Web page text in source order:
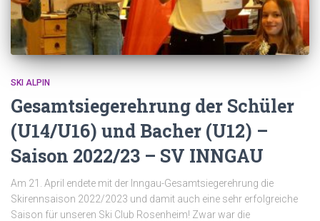
SKI ALPIN
Gesamtsiegerehrung der Schüler
(U14/U16) und Bacher (U12) –
Saison 2022/23 – SV INNGAU
Am 21. April endete mit der Inngau-Gesamtsiegerehrung die
Skirennsaison 2022/2023 und damit auch eine sehr erfolgreiche
Saison für unseren Ski Club Rosenheim! Zwar war die